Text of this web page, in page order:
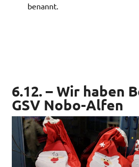
benannt.
6.12. – Wir haben
GSV Nobo-Alfen